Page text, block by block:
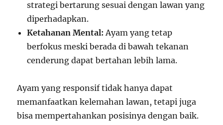
strategi bertarung sesuai dengan lawan yang
diperhadapkan.
Ketahanan Mental: Ayam yang tetap
berfokus meski berada di bawah tekanan
cenderung dapat bertahan lebih lama.
Ayam yang responsif tidak hanya dapat
memanfaatkan kelemahan lawan, tetapi juga
bisa mempertahankan posisinya dengan baik.